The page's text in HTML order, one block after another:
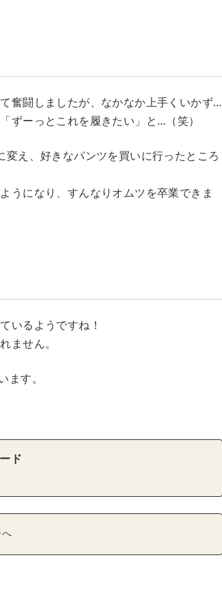
奮闘しましたが、なかなか上手くいかず…
ずーっとこれを履きたい」と…（笑）
え、好きなパンツを買いに行ったところ
うになり、すんなりオムツを卒業できま
いるようですね！
ません。
す。
ド
へ